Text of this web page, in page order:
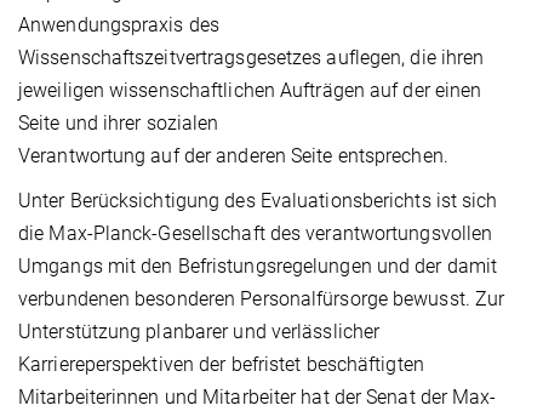
Anwendungspraxis des
Wissenschaftszeitvertragsgesetzes auflegen, die ihren
jeweiligen wissenschaftlichen Aufträgen auf der einen
Seite und ihrer sozialen
Verantwortung auf der anderen Seite entsprechen.
Unter Berücksichtigung des Evaluationsberichts ist sich
die Max-Planck-Gesellschaft des verantwortungsvollen
Umgangs mit den Befristungsregelungen und der damit
verbundenen besonderen Personalfürsorge bewusst. Zur
Unterstützung planbarer und verlässlicher
Karriereperspektiven der befristet beschäftigten
Mitarbeiterinnen und Mitarbeiter hat der Senat der Max-